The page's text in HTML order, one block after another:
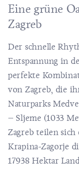
Eine grüne
Zagreb
Der schnelle
Entspannung in
perfekte
von Zagreb, die
Naturparks
– Sljeme (1033
Zagreb teilen sich
Krapina-Zagorje
17938 Hektar